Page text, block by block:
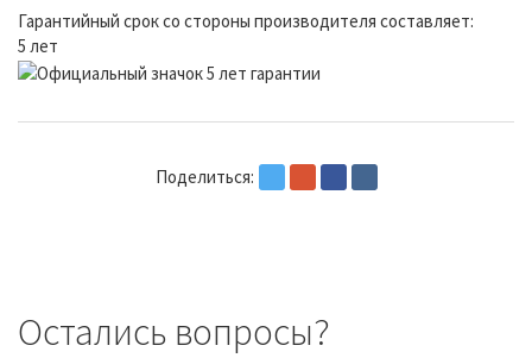
Гарантийный срок со стороны производителя составляет:
5 лет
Поделиться:
Остались вопросы?